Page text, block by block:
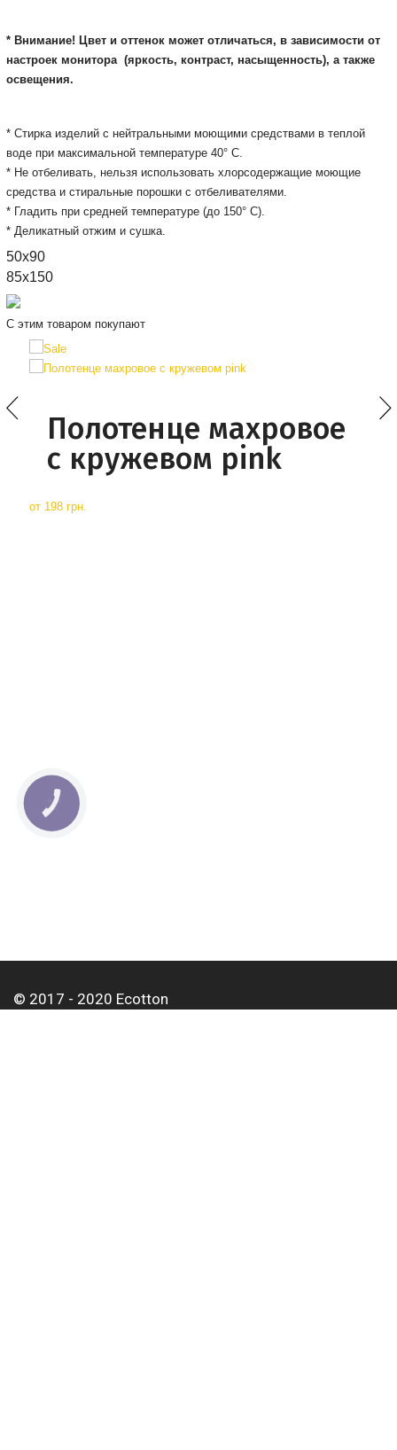
* Внимание! Цвет и оттенок может отличаться, в зависимости от
настроек монитора(яркость, контраст, насыщенность), а также
освещения.
* Стирка изделий с нейтральными моющими средствами в теплой
воде при максимальной температуре 40° С.
* Не отбеливать, нельзя использовать хлорсодержащие моющие
средства и стиральные порошки с отбеливателями.
* Гладить при средней температуре (до 150° С).
* Деликатный отжим и сушка.
50x90
85x150
С этим товаром покупают
Полотенце махровое
с кружевом pink
от 198 грн.
© 2017 - 2020 Ecotton
КНОПКА
СВЯЗИ